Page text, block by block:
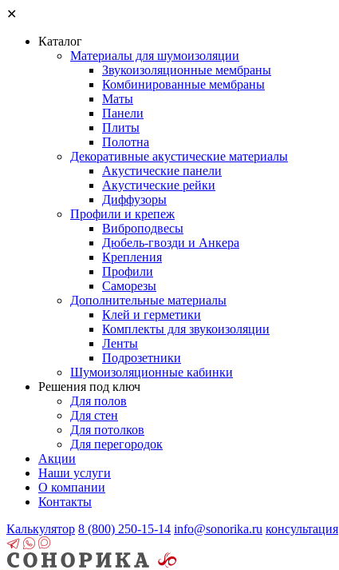
✕
Каталог
Материалы для шумоизоляции
Звукоизоляционные мембраны
Комбинированные мембраны
Маты
Панели
Плиты
Полотна
Декоративные акустические материалы
Акустические панели
Акустические рейки
Диффузоры
Профили и крепеж
Виброподвесы
Дюбель-гвозди и Анкера
Крепления
Профили
Саморезы
Дополнительные материалы
Клей и герметики
Комплекты для звукоизоляции
Ленты
Подрозетники
Шумоизоляционные кабинки
Решения под ключ
Для полов
Для стен
Для потолков
Для перегородок
Акции
Наши услуги
О компании
Контакты
Калькулятор 8 (800) 250-15-14 info@sonorika.ru консультация